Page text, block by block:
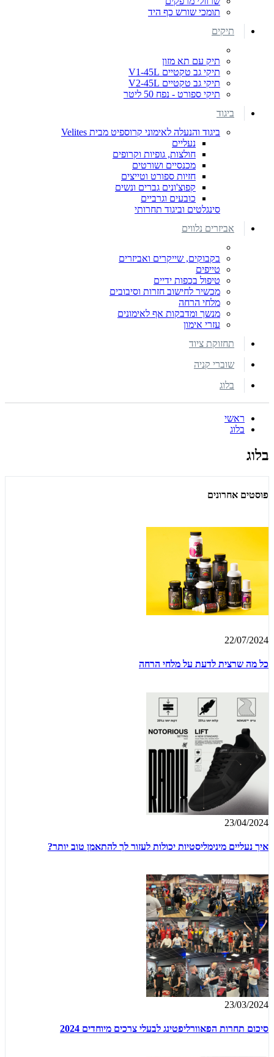
תומכי שורש כף היד
תיקים
תיק עם תא מזון
תיקי גב טקטיים V1-45L
תיקי גב טקטיים V2-45L
תיקי ספורט - נפח 50 ליטר
ביגוד
ביגוד והנעלה לאימוני קרוספיט מבית Velites
נעליים
חולצות, גופיות וקרופים
מכנסיים ושורטים
חזיות ספורט וטייצים
קפוצ'ונים גברים ונשים
כובעים וגרביים
סינגלטים וביגוד תחרותי
אביזרים נלווים
בקבוקים, שייקרים ואביזרים
טייפים
טיפול בכפות ידיים
מכשיר לחישוב חזרות וסיבובים
מלחי הרחה
מנשך ומדבקות אף לאימונים
עזרי אימון
תחזוקת ציוד
שוברי קניה
בלוג
ראשי
בלוג
בלוג
פוסטים אחרונים
22/07/2024
כל מה שרצית לדעת על מלחי הרחה
23/04/2024
איך נעליים מינימליסטיות יכולות לעזור לך להתאמן טוב יותר?
23/03/2024
סיכום תחרות הפאוורליפטינג לבעלי צרכים מיוחדים 2024